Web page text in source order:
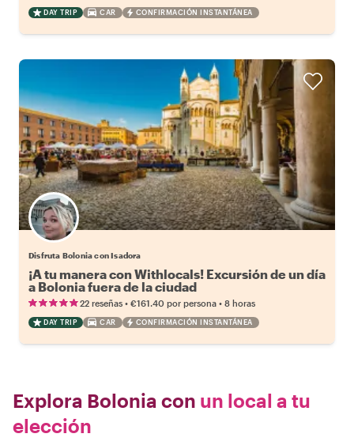
DAY TRIP CAR CONFIRMACIÓN INSTANTÁNEA
Disfruta Bolonia con Isadora
¡A tu manera con Withlocals! Excursión de un día
a Bolonia fuera de la ciudad
22 reseñas • €161.40 por persona • 8 horas
DAY TRIP CAR CONFIRMACIÓN INSTANTÁNEA
Explora Bolonia con un local a tu
elección